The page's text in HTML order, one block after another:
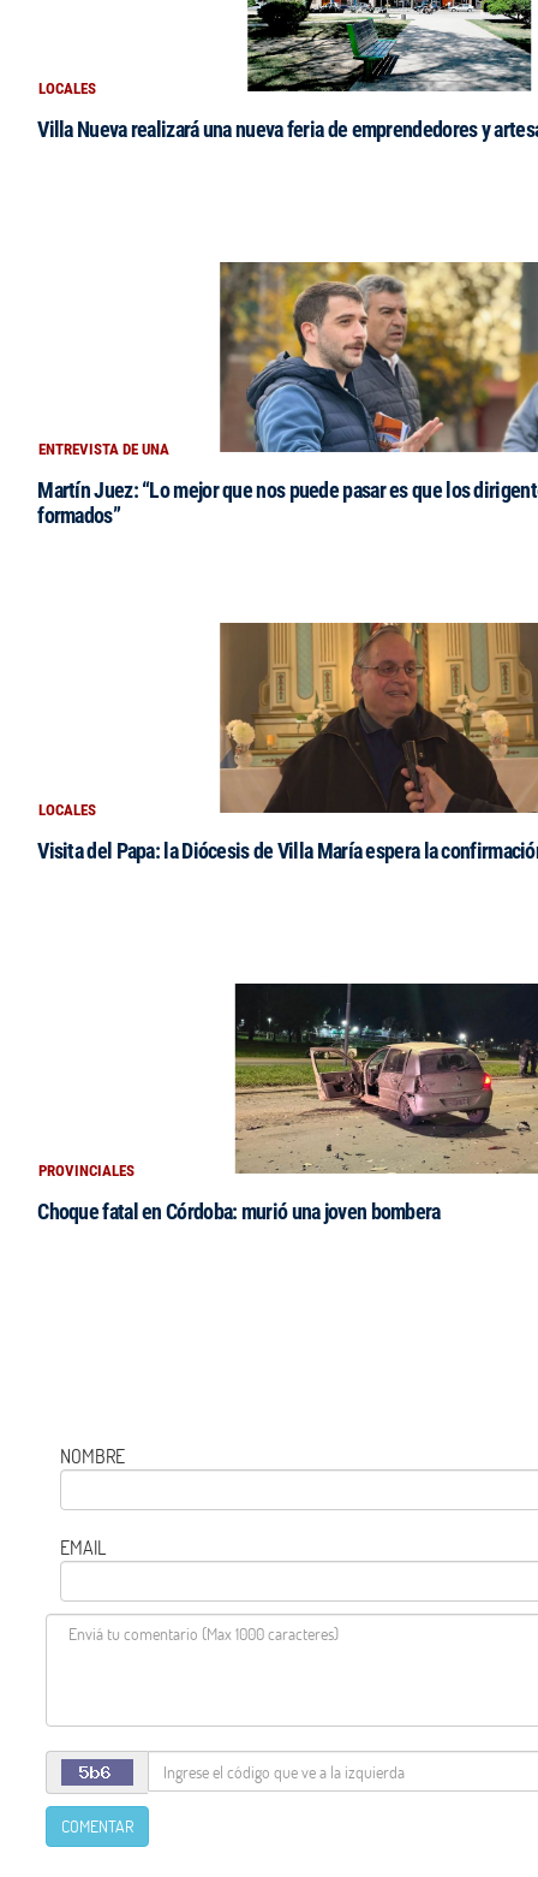
LOCALES
Villa Nueva realizará una nueva feria de emprendedores y
ENTREVISTA DE UNA
Martín Juez: “Lo mejor que nos puede pasar es que los
formados”
LOCALES
Visita del Papa: la Diócesis de Villa María espera la
PROVINCIALES
Choque fatal en Córdoba: murió una joven bombera
NOMBRE
EMAIL
COMENTAR